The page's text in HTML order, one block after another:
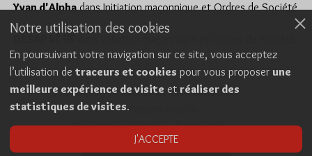
Yvan d'AlphadansInitiation maçonnique et Ordres de Société
Cookies
Politique de confidentialité
Consentement explicite
Conditions générales d’utilisation
Notre utilisation des cookies
En poursuivant votre navigation sur ce site, vous acceptez
l’utilisation de traceurs et cookies pour vous proposer une
meilleure expérience de visite et réaliser des
statistiques de visites.
J'ACCEPTE